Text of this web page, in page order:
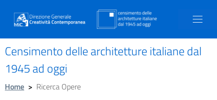
Censimento delle architetture italiane dal
1945 ad oggi
Home > Ricerca Opere